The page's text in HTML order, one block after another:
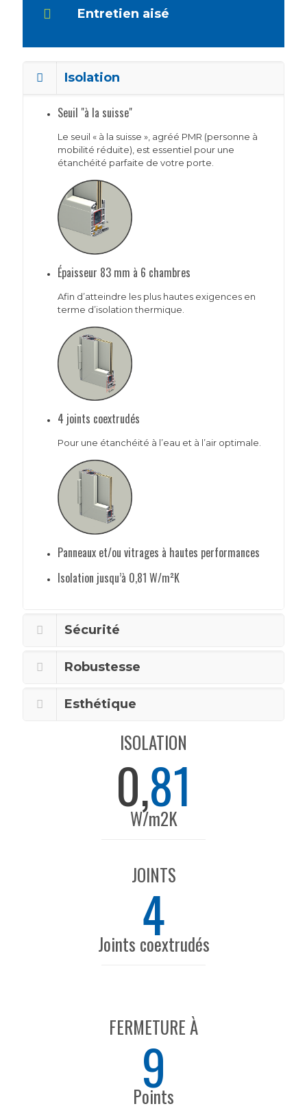
Entretien aisé
Isolation
Seuil "à la suisse"
Le seuil « à la suisse », agréé PMR (personne à
mobilité réduite), est essentiel pour une
étanchéité parfaite de votre porte.
Épaisseur 83 mm à 6 chambres
Afin d’atteindre les plus hautes exigences en
terme d’isolation thermique.
4 joints coextrudés
Pour une étanchéité à l’eau et à l’air optimale.
Panneaux et/ou vitrages à hautes performances
Isolation jusqu’à 0,81 W/m²K
Sécurité
Robustesse
Esthétique
ISOLATION
0,81
W/m2K
JOINTS
4
Joints coextrudés
FERMETURE À
9
Points